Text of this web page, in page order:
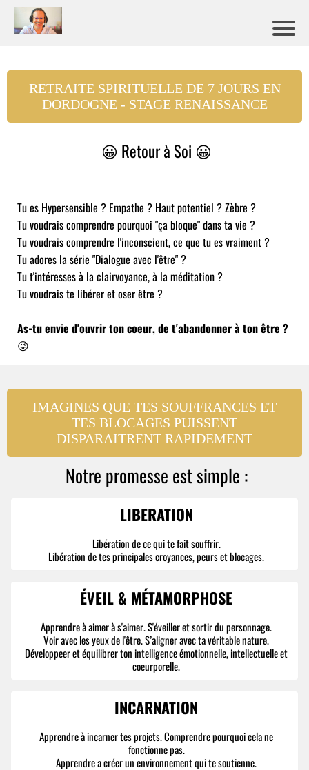
RETRAITE SPIRITUELLE DE 7 JOURS EN
DORDOGNE - STAGE RENAISSANCE
😀 Retour à Soi 😀
Tu es Hypersensible ? Empathe ? Haut potentiel ? Zèbre ?
Tu voudrais comprendre pourquoi "ça bloque" dans ta vie ?
Tu voudrais comprendre l'inconscient, ce que tu es vraiment ?
Tu adores la série "Dialogue avec l'être" ?
Tu t'intéresses à la clairvoyance, à la méditation ?
Tu voudrais te libérer et oser être ?
As-tu envie d'ouvrir ton coeur, de t'abandonner à ton être ?
😜
IMAGINES QUE TES SOUFFRANCES ET
TES BLOCAGES PUISSENT
DISPARAITRENT RAPIDEMENT
Notre promesse est simple :
LIBERATION
Libération de ce qui te fait souffrir.
Libération de tes principales croyances, peurs et blocages.
ÉVEIL & MÉTAMORPHOSE
Apprendre à aimer à s'aimer. S'éveiller et sortir du personnage.
Voir avec les yeux de l'être. S’aligner avec ta véritable nature.
Développeer et équilibrer ton intelligence émotionnelle, intellectuelle et
coeurporelle.
INCARNATION
Apprendre à incarner tes projets. Comprendre pourquoi cela ne
fonctionne pas.
Apprendre a créer un environnement qui te soutienne.